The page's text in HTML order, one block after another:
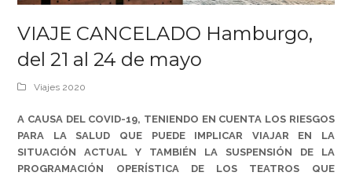
VIAJE CANCELADO Hamburgo,
del 21 al 24 de mayo
Viajes 2020
A CAUSA DEL COVID-19, TENIENDO EN CUENTA LOS RIESGOS
PARA LA SALUD QUE PUEDE IMPLICAR VIAJAR EN LA
SITUACIÓN ACTUAL Y TAMBIÉN LA SUSPENSIÓN DE LA
PROGRAMACIÓN OPERÍSTICA DE LOS TEATROS QUE